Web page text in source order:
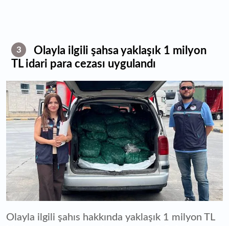
3
Olayla ilgili şahsa yaklaşık 1 milyon
TL idari para cezası uygulandı
Olayla ilgili şahıs hakkında yaklaşık 1 milyon TL